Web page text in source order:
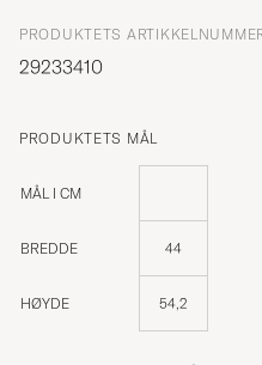
PRODUKTETS
29233410
PRODUKTETS MÅL
MÅL I CM
BREDDE 44
HØYDE 54,2